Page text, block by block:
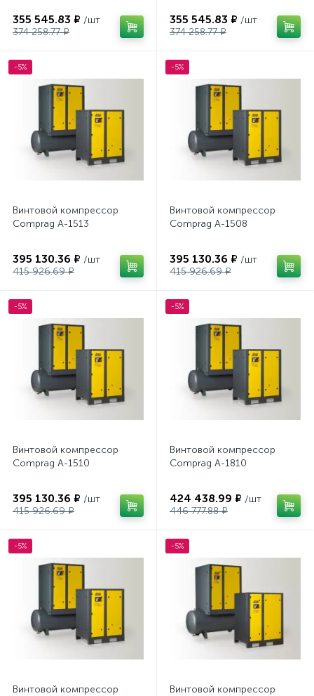
355 545.83 ₽ /шт
374 258.77 ₽
355 545.83 ₽ /шт
374 258.77 ₽
-5%
Винтовой компрессор
Comprag А-1513
395 130.36 ₽ /шт
415 926.69 ₽
-5%
Винтовой компрессор
Comprag А-1508
395 130.36 ₽ /шт
415 926.69 ₽
-5%
Винтовой компрессор
Comprag А-1510
395 130.36 ₽ /шт
415 926.69 ₽
-5%
Винтовой компрессор
Comprag А-1810
424 438.99 ₽ /шт
446 777.88 ₽
-5%
Винтовой компрессор
-5%
Винтовой компрессор